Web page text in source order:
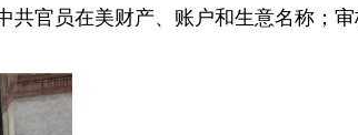
官员在美财产、账户和生意名称；